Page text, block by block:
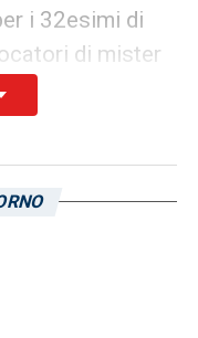
i 32esimi di
di mister
Nel frattempo,
partita si